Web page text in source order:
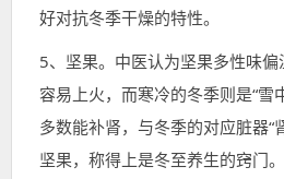
好对抗冬季干燥的特性。
5、坚果。中医认为坚果多性味
容易上火，而寒冷的冬季则是“雪
多数能补肾，与冬季的对应脏器“
坚果，称得上是冬至养生的窍门。